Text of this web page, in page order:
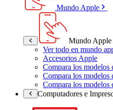
Mundo Apple
Mundo Apple
Ver todo en mundo
Accesorios Apple
Compara los modelos
Compara los modelos
Compara los modelos
Computadores e